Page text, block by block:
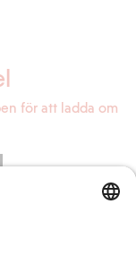
för att ladda om